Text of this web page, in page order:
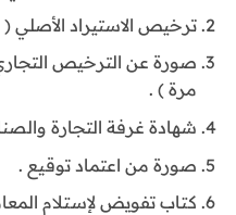
ترخيص الاستيراد الأصلي (
صورة عن الترخيص
مرة ) .
شهادة غرفة التجارة
صورة من اعتماد توقيع .
كتاب تفويض لإستلام